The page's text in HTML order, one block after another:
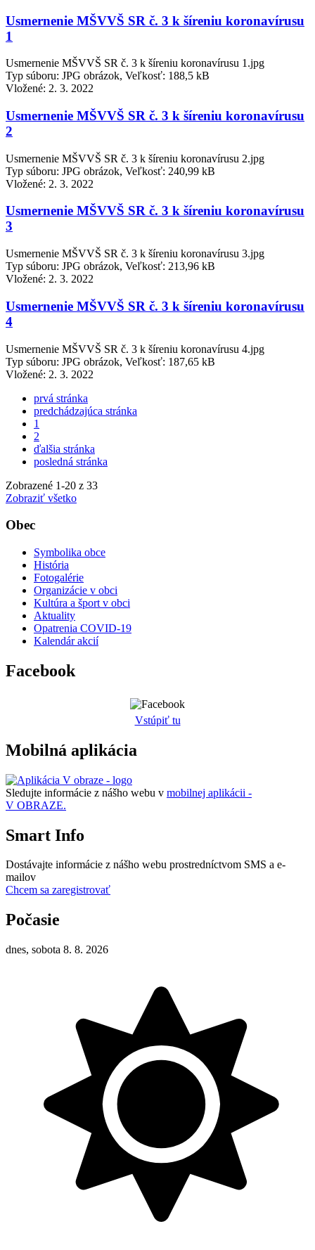
Usmernenie MŠVVŠ SR č. 3 k šíreniu koronavírusu
1
Usmernenie MŠVVŠ SR č. 3 k šíreniu koronavírusu 1.jpg
Typ súboru: JPG obrázok, Veľkosť: 188,5 kB
Vložené: 2. 3. 2022
Usmernenie MŠVVŠ SR č. 3 k šíreniu koronavírusu
2
Usmernenie MŠVVŠ SR č. 3 k šíreniu koronavírusu 2.jpg
Typ súboru: JPG obrázok, Veľkosť: 240,99 kB
Vložené: 2. 3. 2022
Usmernenie MŠVVŠ SR č. 3 k šíreniu koronavírusu
3
Usmernenie MŠVVŠ SR č. 3 k šíreniu koronavírusu 3.jpg
Typ súboru: JPG obrázok, Veľkosť: 213,96 kB
Vložené: 2. 3. 2022
Usmernenie MŠVVŠ SR č. 3 k šíreniu koronavírusu
4
Usmernenie MŠVVŠ SR č. 3 k šíreniu koronavírusu 4.jpg
Typ súboru: JPG obrázok, Veľkosť: 187,65 kB
Vložené: 2. 3. 2022
prvá stránka
predchádzajúca stránka
1
2
ďalšia stránka
posledná stránka
Zobrazené 1-20 z 33
Zobraziť všetko
Obec
Symbolika obce
História
Fotogalérie
Organizácie v obci
Kultúra a šport v obci
Aktuality
Opatrenia COVID-19
Kalendár akcií
Facebook
Vstúpiť tu
Mobilná aplikácia
Sledujte informácie z nášho webu v mobilnej aplikácii -
V OBRAZE.
Smart Info
Dostávajte informácie z nášho webu prostredníctvom SMS a e-
mailov
Chcem sa zaregistrovať
Počasie
dnes, sobota 8. 8. 2026